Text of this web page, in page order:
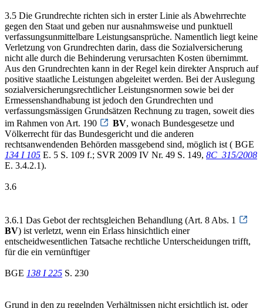
3.5 Die Grundrechte richten sich in erster Linie als Abwehrrechte
gegen den Staat und geben nur ausnahmsweise und punktuell
verfassungsunmittelbare Leistungsansprüche. Namentlich liegt keine
Verletzung von Grundrechten darin, dass die Sozialversicherung
nicht alle durch die Behinderung verursachten Kosten übernimmt.
Aus den Grundrechten kann in der Regel kein direkter Anspruch auf
positive staatliche Leistungen abgeleitet werden. Bei der Auslegung
sozialversicherungsrechtlicher Leistungsnormen sowie bei der
Ermessenshandhabung ist jedoch den Grundrechten und
verfassungsmässigen Grundsätzen Rechnung zu tragen, soweit dies
im Rahmen von Art. 190
BV, wonach Bundesgesetze und
Völkerrecht für das Bundesgericht und die anderen
rechtsanwendenden Behörden massgebend sind, möglich ist ( BGE
134 I 105 E. 5 S. 109 f.; SVR 2009 IV Nr. 49 S. 149, 8C_315/2008
E. 3.4.2.1).
3.6
3.6.1 Das Gebot der rechtsgleichen Behandlung (Art. 8 Abs. 1
BV) ist verletzt, wenn ein Erlass hinsichtlich einer
entscheidwesentlichen Tatsache rechtliche Unterscheidungen trifft,
für die ein vernünftiger
BGE 138 I 225 S. 230
Grund in den zu regelnden Verhältnissen nicht ersichtlich ist, oder